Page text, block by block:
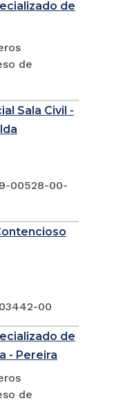
de
de
Sala Civil -
00528-00-
00
de
- Pereira
de